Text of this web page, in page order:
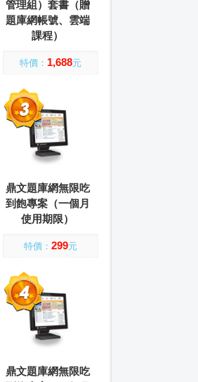
管理組）套書（贈
題庫網帳號、雲端
課程）
特價： 1,688元
鼎文題庫網無限吃
到飽專案（一個月
使用期限）
特價： 299元
鼎文題庫網無限吃